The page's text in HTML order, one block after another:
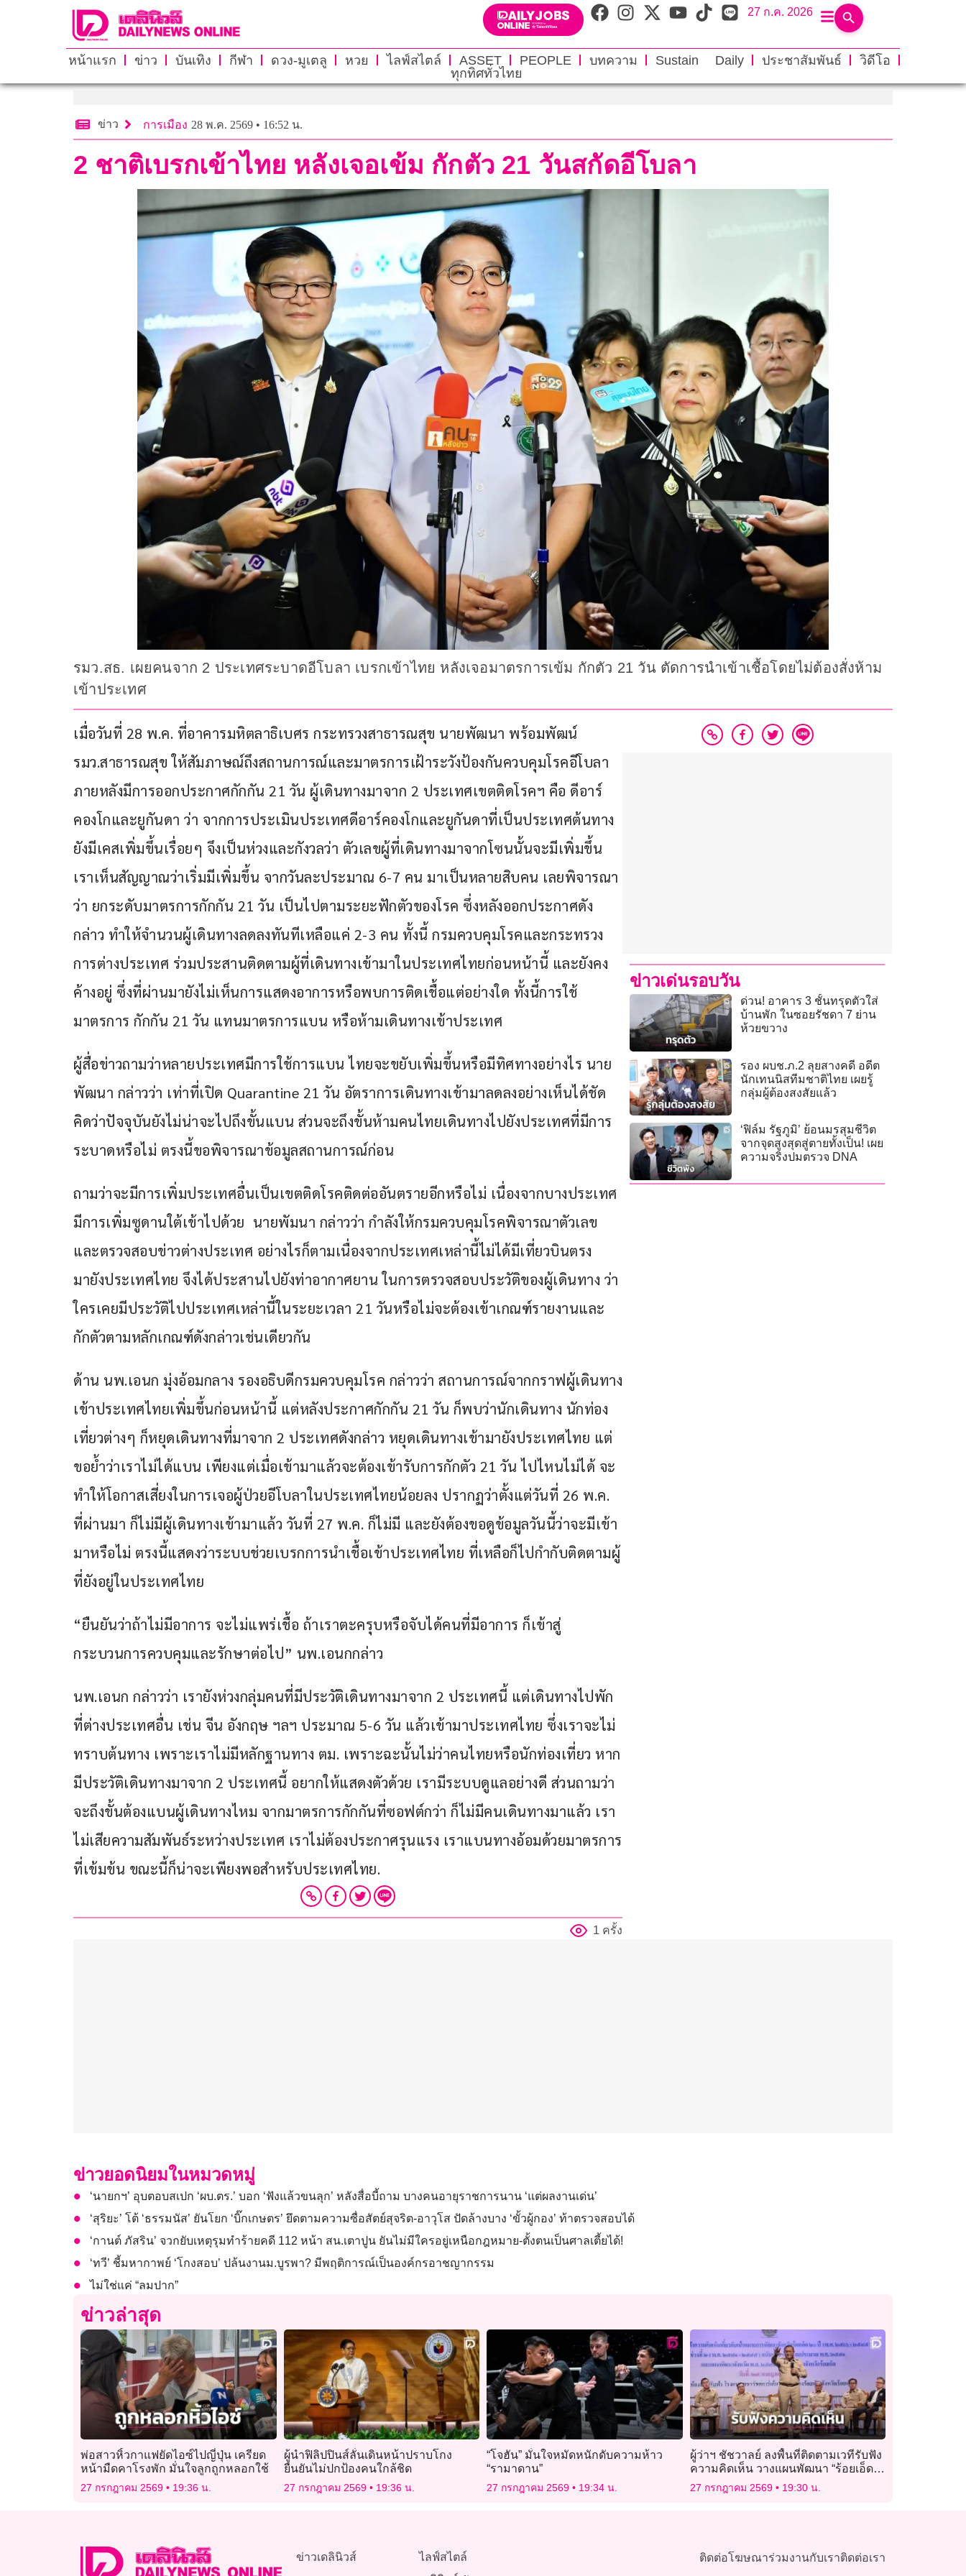
27 ก.ค. 2026
หน้าแรก ข่าว บันเทิง กีฬา ดวง-มูเตลู หวย ไลฟ์สไตล์ ASSET PEOPLE บทความ Sustain Daily ประชาสัมพันธ์
วิดีโอ
ทุกทิศทั่วไทย
ข่าว การเมือง 28 พ.ค. 2569 • 16:52 น.
2 ชาติเบรกเข้าไทย หลังเจอเข้ม กักตัว 21 วันสกัดอีโบลา
รมว.สธ. เผยคนจาก 2 ประเทศระบาดอีโบลา เบรกเข้าไทย หลังเจอมาตรการเข้ม กักตัว 21 วัน ตัดการนำเข้าเชื้อโดยไม่ต้องสั่งห้าม
เข้าประเทศ
เมื่อวันที่ 28 พ.ค. ที่อาคารมหิตลาธิเบศร กระทรวงสาธารณสุข นายพัฒนา พร้อมพัฒน์
รมว.สาธารณสุข ให้สัมภาษณ์ถึงสถานการณ์และมาตรการเฝ้าระวังป้องกันควบคุมโรคอีโบลา
ภายหลังมีการออกประกาศกักกัน 21 วัน ผู้เดินทางมาจาก 2 ประเทศเขตติดโรคฯ คือ ดีอาร์
คองโกและยูกันดา ว่า จากการประเมินประเทศดีอาร์คองโกและยูกันดาที่เป็นประเทศต้นทาง
ยังมีเคสเพิ่มขึ้นเรื่อยๆ จึงเป็นห่วงและกังวลว่า ตัวเลขผู้ที่เดินทางมาจากโซนนั้นจะมีเพิ่มขึ้น
เราเห็นสัญญาณว่าเริ่มมีเพิ่มขึ้น จากวันละประมาณ 6-7 คน มาเป็นหลายสิบคน เลยพิจารณา
ว่า ยกระดับมาตรการกักกัน 21 วัน เป็นไปตามระยะฟักตัวของโรค ซึ่งหลังออกประกาศดัง
กล่าว ทำให้จำนวนผู้เดินทางลดลงทันทีเหลือแค่ 2-3 คน ทั้งนี้ กรมควบคุมโรคและกระทรวง
การต่างประเทศ ร่วมประสานติดตามผู้ที่เดินทางเข้ามาในประเทศไทยก่อนหน้านี้ และยังคง
ค้างอยู่ ซึ่งที่ผ่านมายังไม่เห็นการแสดงอาการหรือพบการติดเชื้อแต่อย่างใด ทั้งนี้การใช้
มาตรการ กักกัน 21 วัน แทนมาตรการแบน หรือห้ามเดินทางเข้าประเทศ
ผู้สื่อข่าวถามว่าหลายประเทศมีการใช้การแบน ไทยจะขยับเพิ่มขึ้นหรือมีทิศทางอย่างไร นาย
พัฒนา กล่าวว่า เท่าที่เปิด Quarantine 21 วัน อัตราการเดินทางเข้ามาลดลงอย่างเห็นได้ชัด
คิดว่าปัจจุบันยังไม่น่าจะไปถึงขั้นแบน ส่วนจะถึงขั้นห้ามคนไทยเดินทางไปยังประเทศที่มีการ
ระบาดหรือไม่ ตรงนี้ขอพิจารณาข้อมูลสถานการณ์ก่อน
ถามว่าจะมีการเพิ่มประเทศอื่นเป็นเขตติดโรคติดต่ออันตรายอีกหรือไม่ เนื่องจากบางประเทศ
มีการเพิ่มซูดานใต้เข้าไปด้วย  นายพัมนา กล่าวว่า กำลังให้กรมควบคุมโรคพิจารณาตัวเลข
และตรวจสอบข่าวต่างประเทศ อย่างไรก็ตามเนื่องจากประเทศเหล่านี้ไม่ได้มีเที่ยวบินตรง
มายังประเทศไทย จึงได้ประสานไปยังท่าอากาศยาน ในการตรวจสอบประวัติของผู้เดินทาง ว่า
ใครเคยมีประวัติไปประเทศเหล่านี้ในระยะเวลา 21 วันหรือไม่จะต้องเข้าเกณฑ์รายงานและ
กักตัวตามหลักเกณฑ์ดังกล่าวเช่นเดียวกัน
ด้าน นพ.เอนก มุ่งอ้อมกลาง รองอธิบดีกรมควบคุมโรค กล่าวว่า สถานการณ์จากกราฟผู้เดินทาง
เข้าประเทศไทยเพิ่มขึ้นก่อนหน้านี้ แต่หลังประกาศกักกัน 21 วัน ก็พบว่านักเดินทาง นักท่อง
เที่ยวต่างๆ ก็หยุดเดินทางที่มาจาก 2 ประเทศดังกล่าว หยุดเดินทางเข้ามายังประเทศไทย แต่
ขอย้ำว่าเราไม่ได้แบน เพียงแต่เมื่อเข้ามาแล้วจะต้องเข้ารับการกักตัว 21 วัน ไปไหนไม่ได้ จะ
ทำให้โอกาสเสี่ยงในการเจอผู้ป่วยอีโบลาในประเทศไทยน้อยลง ปรากฏว่าตั้งแต่วันที่ 26 พ.ค.
ที่ผ่านมา ก็ไม่มีผู้เดินทางเข้ามาแล้ว วันที่ 27 พ.ค. ก็ไม่มี และยังต้องขอดูข้อมูลวันนี้ว่าจะมีเข้า
มาหรือไม่ ตรงนี้แสดงว่าระบบช่วยเบรกการนำเชื้อเข้าประเทศไทย ที่เหลือก็ไปกำกับติดตามผู้
ที่ยังอยู่ในประเทศไทย
“ยืนยันว่าถ้าไม่มีอาการ จะไม่แพร่เชื้อ ถ้าเราตะครุบหรือจับได้คนที่มีอาการ ก็เข้าสู่
กระบวนการควบคุมและรักษาต่อไป” นพ.เอนกกล่าว
นพ.เอนก กล่าวว่า เรายังห่วงกลุ่มคนที่มีประวัติเดินทางมาจาก 2 ประเทศนี้ แต่เดินทางไปพัก
ที่ต่างประเทศอื่น เช่น จีน อังกฤษ ฯลฯ ประมาณ 5-6 วัน แล้วเข้ามาประเทศไทย ซึ่งเราจะไม่
ทราบต้นทาง เพราะเราไม่มีหลักฐานทาง ตม. เพราะฉะนั้นไม่ว่าคนไทยหรือนักท่องเที่ยว หาก
มีประวัติเดินทางมาจาก 2 ประเทศนี้ อยากให้แสดงตัวด้วย เรามีระบบดูแลอย่างดี ส่วนถามว่า
จะถึงขั้นต้องแบนผู้เดินทางไหม จากมาตรการกักกันที่ซอฟต์กว่า ก็ไม่มีคนเดินทางมาแล้ว เรา
ไม่เสียความสัมพันธ์ระหว่างประเทศ เราไม่ต้องประกาศรุนแรง เราแบนทางอ้อมด้วยมาตรการ
ที่เข้มข้น ขณะนี้ก็น่าจะเพียงพอสำหรับประเทศไทย.
1 ครั้ง
ข่าวเด่นรอบวัน
ด่วน! อาคาร 3 ชั้นทรุดตัวใส่
บ้านพัก ในซอยรัชดา 7 ย่าน
ห้วยขวาง
รอง ผบช.ภ.2 ลุยสางคดี อดีต
นักเทนนิสทีมชาติไทย เผยรู้
กลุ่มผู้ต้องสงสัยแล้ว
‘ฟิล์ม รัฐภูมิ’ ย้อนมรสุมชีวิต
จากจุดสูงสุดสู่ตายทั้งเป็น! เผย
ความจริงปมตรวจ DNA
ข่าวยอดนิยมในหมวดหมู่
‘นายกฯ’ อุบตอบสเปก ‘ผบ.ตร.’ บอก ‘ฟังแล้วขนลุก’ หลังสื่อบี้ถาม บางคนอายุราชการนาน ‘แต่ผลงานเด่น’
‘สุริยะ’ โต้ ‘ธรรมนัส’ ยันโยก ‘บิ๊กเกษตร’ ยึดตามความซื่อสัตย์สุจริต-อาวุโส ปัดล้างบาง ‘ขั้วผู้กอง’ ท้าตรวจสอบได้
‘กานต์ ภัสริน’ จวกยับเหตุรุมทำร้ายคดี 112 หน้า สน.เตาปูน ยันไม่มีใครอยู่เหนือกฎหมาย-ตั้งตนเป็นศาลเตี้ยได้!
‘ทวี’ ชี้มหากาพย์ ‘โกงสอบ’ ปล้นงานม.บูรพา? มีพฤติการณ์เป็นองค์กรอาชญากรรม
ไม่ใช่แค่ “ลมปาก”
ข่าวล่าสุด
พ่อสาวหิ้วกาแฟยัดไอซ์ไปญี่ปุ่น เครียด
หน้ามืดคาโรงพัก มั่นใจลูกถูกหลอกใช้
27 กรกฎาคม 2569 19:36 น.
ผู้นำฟิลิปปินส์ลั่นเดินหน้าปราบโกง
ยืนยันไม่ปกป้องคนใกล้ชิด
27 กรกฎาคม 2569 19:36 น.
“โจฮัน” มั่นใจหมัดหนักดับความห้าว
“รามาดาน”
27 กรกฎาคม 2569 19:34 น.
ผู้ว่าฯ ชัชวาลย์ ลงพื้นที่ติดตามเวทีรับฟัง
ความคิดเห็น วางแผนพัฒนา “ร้อยเอ็ด
20 ปี” มุ่งสู่เมืองแห่งความสุข
27 กรกฎาคม 2569 19:30 น.
ข่าวเดลินิวส์
ไลฟ์สไตล์
ติดต่อโฆษณาร่วมงานกับเราติดต่อเรา